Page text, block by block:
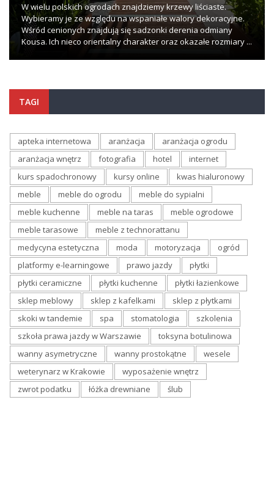
W wielu polskich ogrodach znajdziemy krzewy liściaste.
Wybieramy je ze względu na wspaniałe walory dekoracyjne.
Wśród cenionych znajdują się sadzonki derenia odmiany
Kousa. Ich nieco orientalny charakter oraz okazałe rozmiary ...
TAGI
apteka internetowa aranżacja
aranżacja ogrodu
aranżacja wnętrz
fotografia hotel
internet
kurs spadochronowy
kursy online
kwas hialuronowy
meble
meble do ogrodu
meble do sypialni
meble kuchenne
meble na taras
meble ogrodowe
meble tarasowe
meble z technorattanu
medycyna estetyczna
moda motoryzacja
ogród
platformy e-learningowe
prawo jazdy
płytki
płytki ceramiczne
płytki kuchenne
płytki łazienkowe
sklep meblowy
sklep z kafelkami
sklep z płytkami
skoki w tandemie
spa stomatologia
szkolenia
szkoła prawa jazdy w Warszawie
toksyna botulinowa
wanny asymetryczne
wanny prostokątne
wesele
weterynarz w Krakowie
wyposażenie wnętrz
zwrot podatku
łóżka drewniane ślub